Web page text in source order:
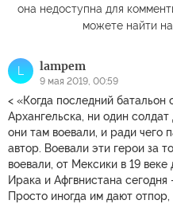
она недоступна для
можете найти на
L lampem
9 мая 2019, 00:59
< «Когда последний батальон
Архангельска, ни один
они там воевали, и ради чего
автор. Воевали эти герои за
воевали, от Мексики в 19
Ирака и Афгвнистана
Просто иногда им дают